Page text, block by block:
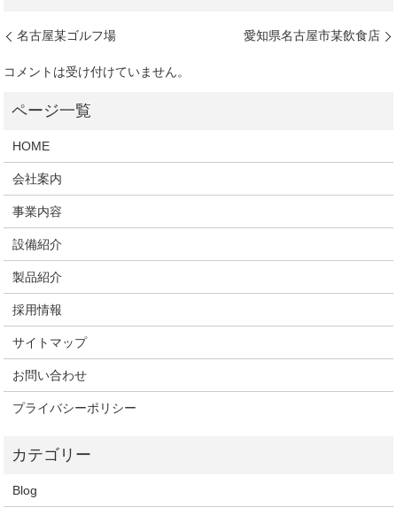
名古屋某ゴルフ場 愛知県名古屋市某飲食店
コメントは受け付けていません。
HOME
会社案内
事業内容
設備紹介
製品紹介
採用情報
サイトマップ
お問い合わせ
プライバシーポリシー
Blog